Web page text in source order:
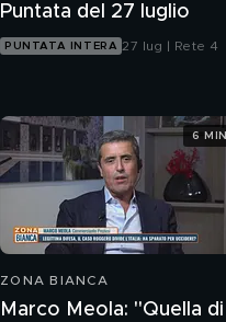
Puntata del 27 luglio
PUNTATA INTERA 27 lug | Rete 4
ZONA BIANCA
Marco Meola: "Quella di
6 MIN